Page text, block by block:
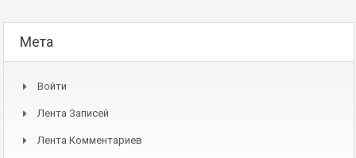
Мета
Войти
Лента Записей
Лента Комментариев